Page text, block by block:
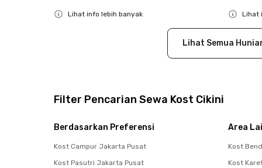
Lihat info lebih banyak
Close
Lihat
Lihat Semua
Filter Pencarian Sewa Kost Cikini
Berdasarkan Preferensi
Kost Campur Jakarta Pusat
Kost Pasutri Jakarta Pusat
Area
Kost
Kost